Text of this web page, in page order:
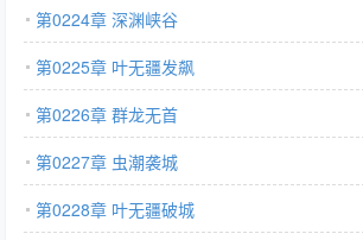
第0224章 深渊峡谷
第0225章 叶无疆发飙
第0226章 群龙无首
第0227章 虫潮袭城
第0228章 叶无疆破城